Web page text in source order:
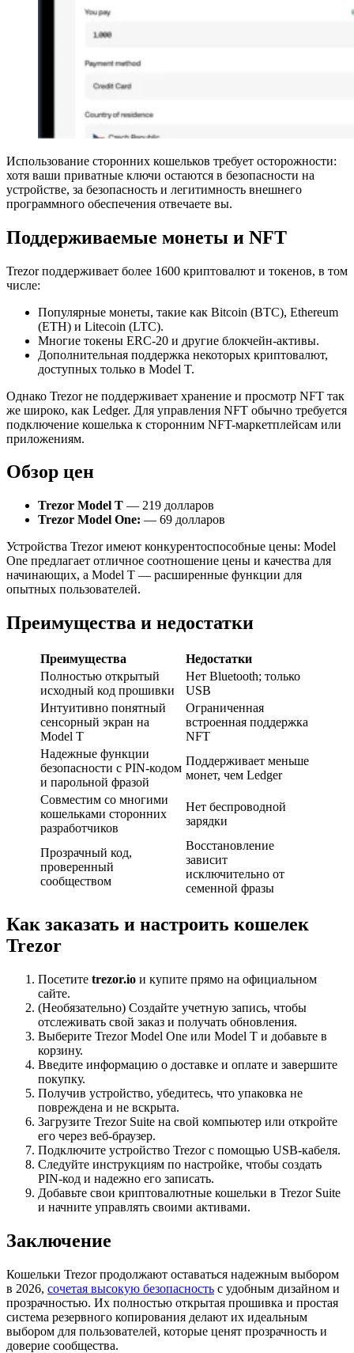
Использование сторонних кошельков требует осторожности:
хотя ваши приватные ключи остаются в безопасности на
устройстве, за безопасность и легитимность внешнего
программного обеспечения отвечаете вы.
Поддерживаемые монеты и NFT
Trezor поддерживает более 1600 криптовалют и токенов, в том
числе:
Популярные монеты, такие как Bitcoin (BTC), Ethereum
(ETH) и Litecoin (LTC).
Многие токены ERC-20 и другие блокчейн-активы.
Дополнительная поддержка некоторых криптовалют,
доступных только в Model T.
Однако Trezor не поддерживает хранение и просмотр NFT так
же широко, как Ledger. Для управления NFT обычно требуется
подключение кошелька к сторонним NFT-маркетплейсам или
приложениям.
Обзор цен
Trezor Model T — 219 долларов
Trezor Model One: — 69 долларов
Устройства Trezor имеют конкурентоспособные цены: Model
One предлагает отличное соотношение цены и качества для
начинающих, а Model T — расширенные функции для
опытных пользователей.
Преимущества и недостатки
Преимущества
Недостатки
Полностью открытый
исходный код прошивки
Нет Bluetooth; только
USB
Интуитивно понятный
сенсорный экран на
Model T
Ограниченная
встроенная поддержка
NFT
Надежные функции
безопасности с PIN-кодом
и парольной фразой
Поддерживает меньше
монет, чем Ledger
Совместим со многими
кошельками сторонних
разработчиков
Нет беспроводной
зарядки
Прозрачный код,
проверенный
сообществом
Восстановление
зависит
исключительно от
семенной фразы
Как заказать и настроить кошелек
Trezor
Посетите trezor.io и купите прямо на официальном
сайте.
(Необязательно) Создайте учетную запись, чтобы
отслеживать свой заказ и получать обновления.
Выберите Trezor Model One или Model T и добавьте в
корзину.
Введите информацию о доставке и оплате и завершите
покупку.
Получив устройство, убедитесь, что упаковка не
повреждена и не вскрыта.
Загрузите Trezor Suite на свой компьютер или откройте
его через веб-браузер.
Подключите устройство Trezor с помощью USB-кабеля.
Следуйте инструкциям по настройке, чтобы создать
PIN-код и надежно его записать.
Добавьте свои криптовалютные кошельки в Trezor Suite
и начните управлять своими активами.
Заключение
Кошельки Trezor продолжают оставаться надежным выбором
в 2026, сочетая высокую безопасность с удобным дизайном и
прозрачностью. Их полностью открытая прошивка и простая
система резервного копирования делают их идеальным
выбором для пользователей, которые ценят прозрачность и
доверие сообщества.